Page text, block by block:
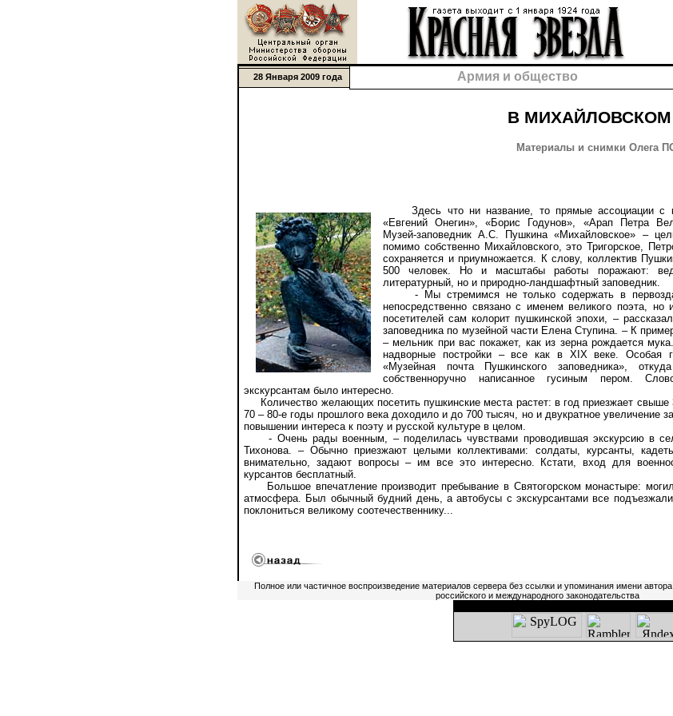
28 Января 2009 года Армия и общество
В
Материалы и снимки Олега
Здесь что ни название, то прямые ассоциации с
«Евгений Онегин», «Борис Годунов», «Арап Петра
Музей-заповедник А.С. Пушкина «Михайловское» –
помимо собственно Михайловского, это Тригорское,
сохраняется и приумножается. К слову, коллектив
500 человек. Но и масштабы работы поражают:
литературный, но и природно-ландшафтный заповедник.
- Мы стремимся не только содержать в
непосредственно связано с именем великого поэта, но
посетителей сам колорит пушкинской эпохи, –
заповедника по музейной части Елена Ступина. – К
– мельник при вас покажет, как из зерна рождается
надворные постройки – все как в XIX веке. Особая
«Музейная почта Пушкинского заповедника»,
собственноручно написанное гусиным пером.
экскурсантам было интересно.
Количество желающих посетить пушкинские места растет: в год приезжает свыше
70 – 80-е годы прошлого века доходило и до 700 тысяч, но и двукратное увеличение
повышении интереса к поэту и русской культуре в целом.
- Очень рады военным, – поделилась чувствами проводившая экскурсию в
Тихонова. – Обычно приезжают целыми коллективами: солдаты, курсанты,
внимательно, задают вопросы – им все это интересно. Кстати, вход для
курсантов бесплатный.
Большое впечатление производит пребывание в Святогорском монастыре:
атмосфера. Был обычный будний день, а автобусы с экскурсантами все
поклониться великому соотечественнику...
Полное или частичное воспроизведение материалов сервера без ссылки и упоминания имени
российского и международного законодательства